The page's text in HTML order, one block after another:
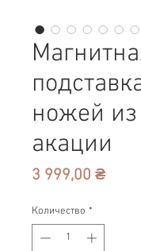
ножей
акации
3 999,00 ₴Цена
Количество *